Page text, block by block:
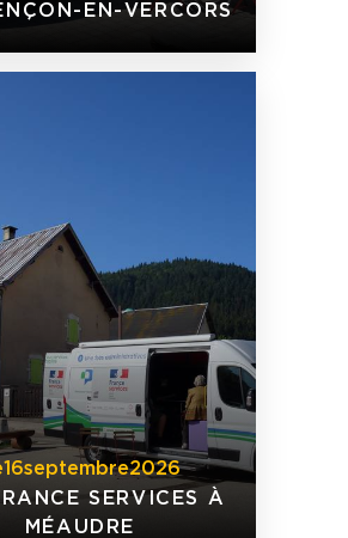
EN-VERCORS
16septembre2026
SERVICES À
MÉAUDRE